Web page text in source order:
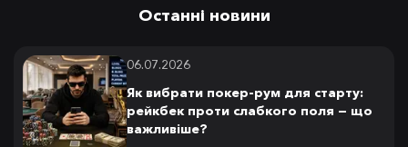
Останні новини
06.07.2026
Як вибрати покер-рум для старту:
рейкбек проти слабкого поля — що
важливіше?